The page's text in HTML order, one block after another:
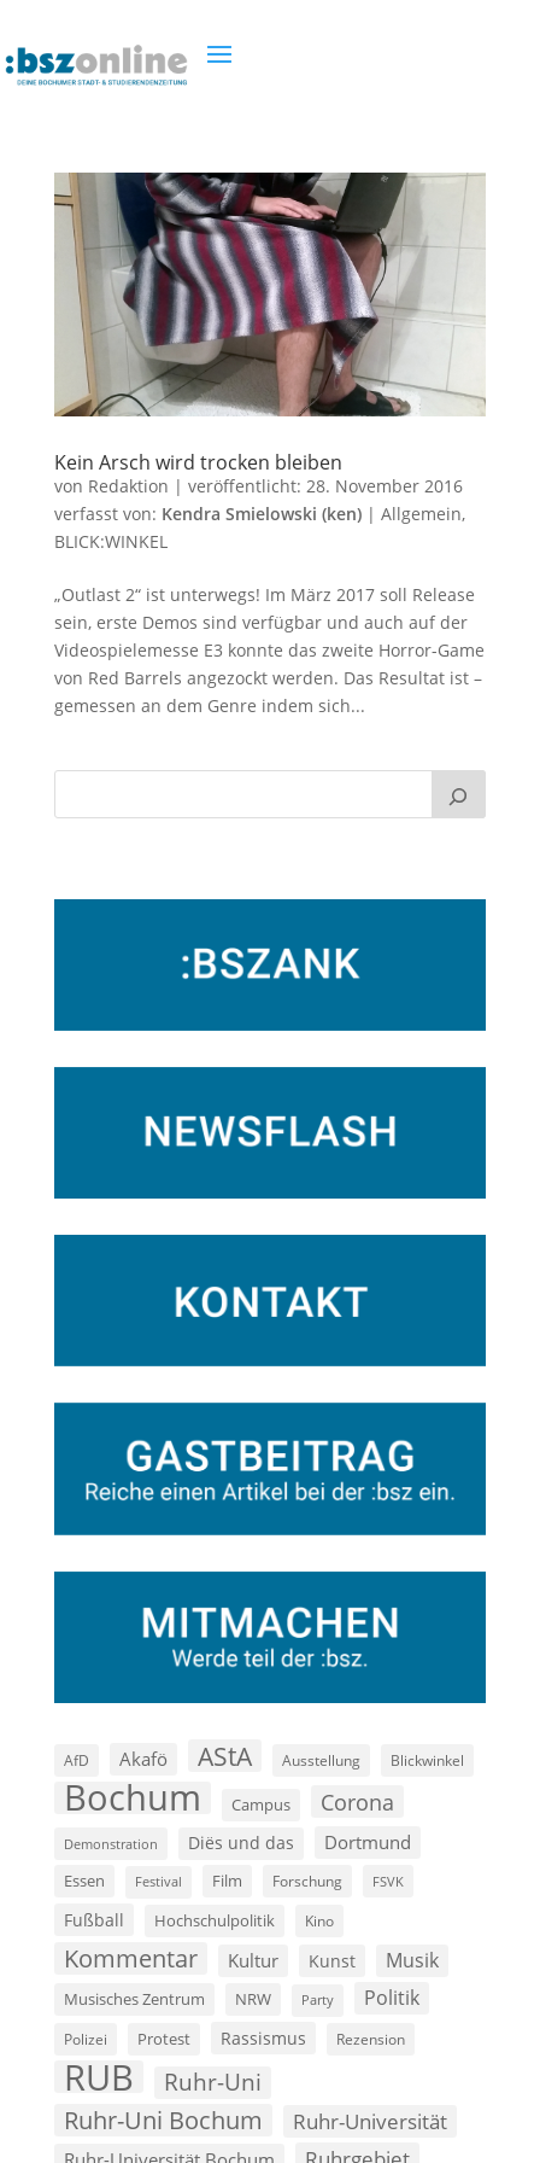
Kein Arsch wird trocken bleiben
von Redaktion | veröffentlicht: 28. November 2016
verfasst von: Kendra Smielowski (ken)| Allgemein,
BLICK:WINKEL
„Outlast 2“ ist unterwegs! Im März 2017 soll Release
sein, erste Demos sind verfügbar und auch auf der
Videospielemesse E3 konnte das zweite Horror-Game
von Red Barrels angezockt werden. Das Resultat ist –
gemessen an dem Genre indem sich...
AfD Akafö AStA Ausstellung Blickwinkel
Bochum Campus Corona
Demonstration Diës und das Dortmund
Essen Festival Film Forschung FSVK
Fußball Hochschulpolitik Kino
Kommentar Kultur Kunst Musik
Musisches Zentrum NRW Party Politik
Polizei Protest Rassismus Rezension
RUB Ruhr-Uni
Ruhr-Uni Bochum Ruhr-Universität